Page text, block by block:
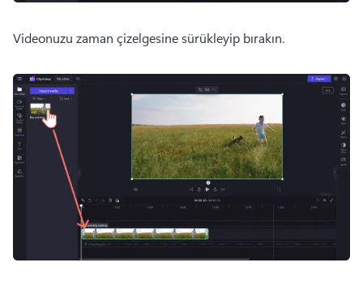
Videonuzu zaman çizelgesine sürükleyip bırakın.